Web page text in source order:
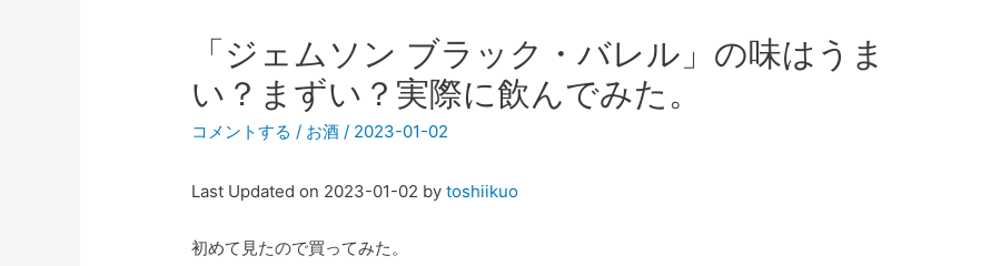
「ジェムソン ブラック・バレル」の味はうま
い？まずい？実際に飲んでみた。
コメントする / お酒 / 2023-01-02
Last Updated on 2023-01-02 bytoshiikuo
初めて見たので買ってみた。